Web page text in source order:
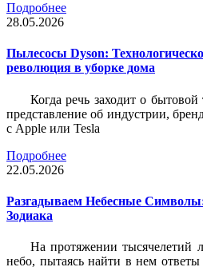
Подробнее
28.05.2026
Пылесосы Dyson:
революция в уборке дома
Когда речь заходит о бытовой
представление об индустрии,
с Apple или Tesla
Подробнее
22.05.2026
Разгадываем Небесные
Зодиака
На протяжении тысячелетий
небо, пытаясь найти в нем